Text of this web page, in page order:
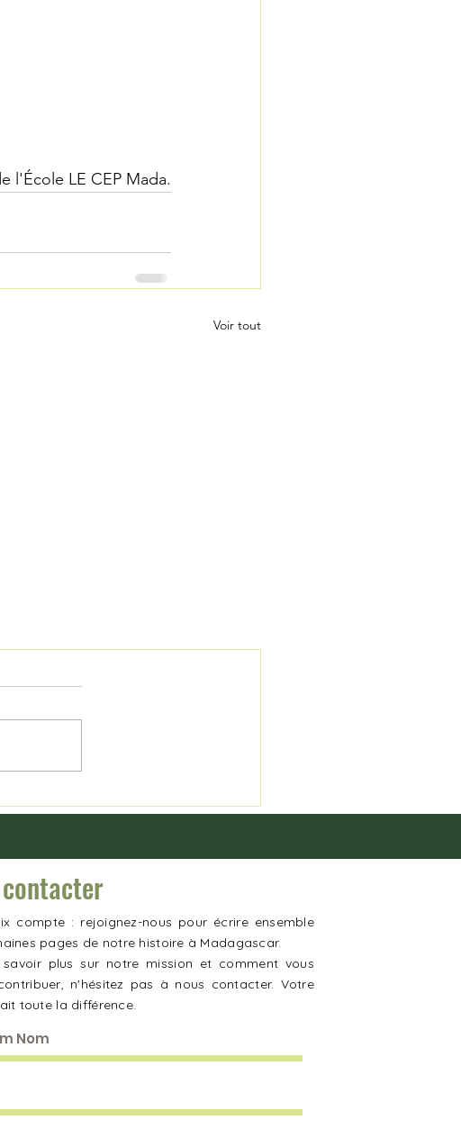
l'École LE CEP Mada.
Voir tout
compte : rejoignez-nous pour écrire ensemble
pages de notre histoire à Madagascar.
savoir plus sur notre mission et comment vous
n'hésitez pas à nous contacter. Votre
toute la différence.